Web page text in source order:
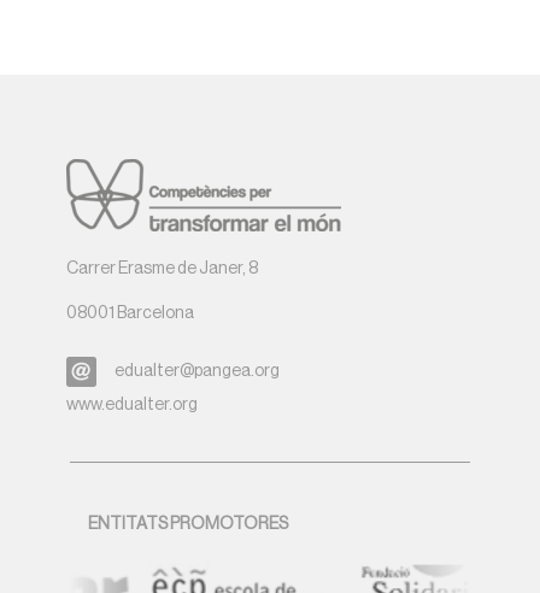
Carrer Erasme de Janer, 8
08001 Barcelona
edualter@pangea.org
www.edualter.org
ENTITATS PROMOTORES